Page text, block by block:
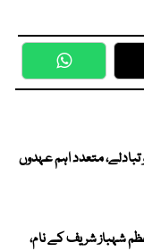
WhatsApp
تبادلے، متعدد اہم عہدوں
شہباز شریف کے نام،